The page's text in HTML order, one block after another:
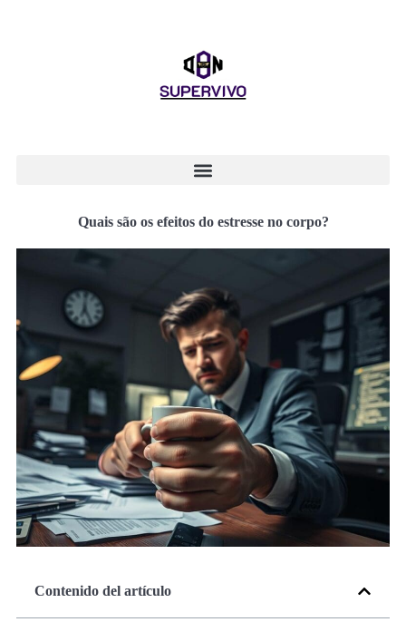
Quais são os efeitos do estresse no corpo?
Contenido del artículo